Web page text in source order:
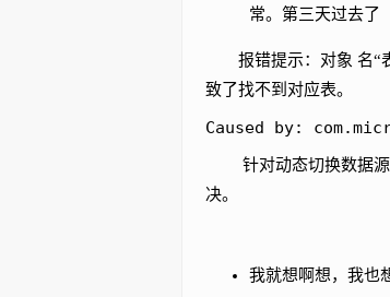
常。第三天过去了
报错提示：对象 名“表
致了找不到对应表。
Caused by:
针对动态切换数据源
决。
我就想啊想，我也